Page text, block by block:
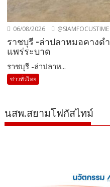
06/08/2026 @SIAMFOCUSTIME
ราชบุรี -ล่าปลาหมอคางด
แพร่ระบาด
ราชบุรี -ล่าปลาห...
ข่าวทั่วไทย
นสพ.สยามโฟกัสไทม์